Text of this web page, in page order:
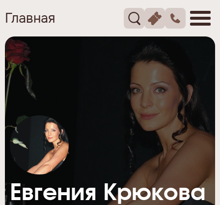
Главная
Евгения Крюкова